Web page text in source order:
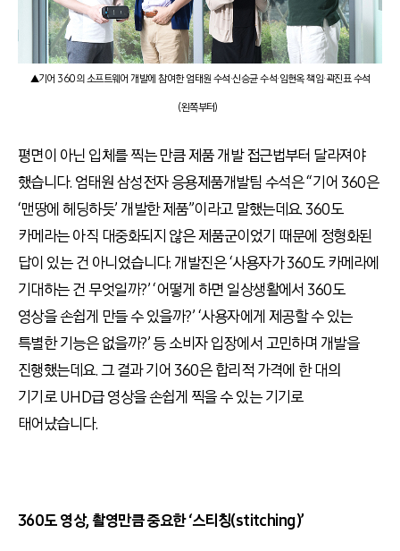
▲기어 360의 소프트웨어 개발에 참여한 엄태원 수석·신승균 수석·임현옥 책임·곽진표 수석
(왼쪽부터)
평면이 아닌 입체를 찍는 만큼 제품 개발 접근법부터 달라져야
했습니다. 엄태원 삼성전자 응용제품개발팀 수석은 “기어 360은
‘맨땅에 헤딩하듯’ 개발한 제품”이라고 말했는데요. 360도
카메라는 아직 대중화되지 않은 제품군이었기 때문에 정형화된
답이 있는 건 아니었습니다. 개발진은 ‘사용자가 360도 카메라에
기대하는 건 무엇일까?’ ‘어떻게 하면 일상생활에서 360도
영상을 손쉽게 만들 수 있을까?’ ‘사용자에게 제공할 수 있는
특별한 기능은 없을까?’ 등 소비자 입장에서 고민하며 개발을
진행했는데요. 그 결과 기어 360은 합리적 가격에 한 대의
기기로 UHD급 영상을 손쉽게 찍을 수 있는 기기로
태어났습니다.
360도 영상, 촬영만큼 중요한 ‘스티칭(stitching)’